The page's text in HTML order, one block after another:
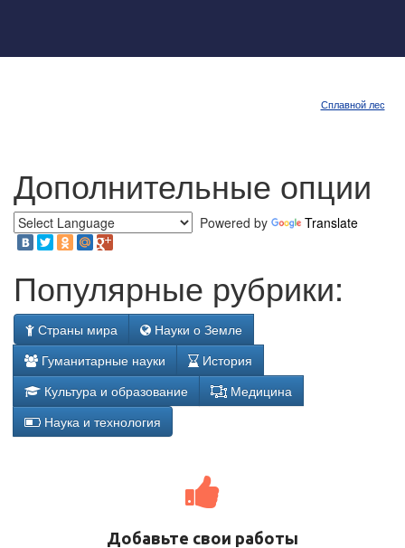
Сплавной лес
Дополнительные опции
Powered by Translate
Популярные рубрики:
Страны мира
Науки о Земле
Гуманитарные науки
История
Культура и образование
Медицина
Наука и технология
Добавьте свои работы